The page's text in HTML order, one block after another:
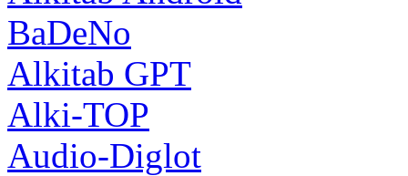
BaDeNo
Alkitab GPT
Alki-TOP
Audio-Diglot